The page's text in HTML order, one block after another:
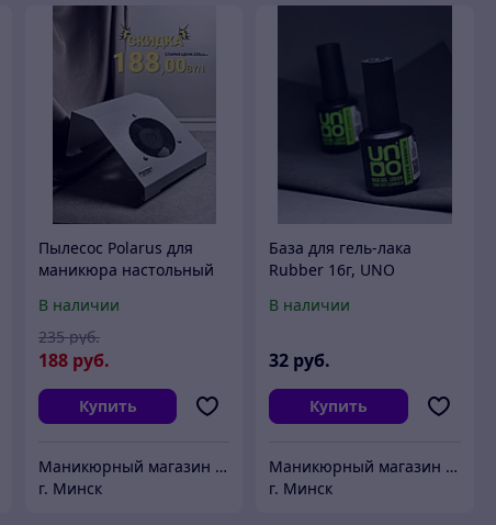
Пылесос Polarus для
маникюра настольный
В наличии
188 руб.
235 руб.
Купить
Маникюрный магазин "АртНейл"
г. Минск
База для гель-лака
Rubber 16г, UNO
В наличии
32 руб.
Купить
Маникюрный магазин "АртНейл"
г. Минск